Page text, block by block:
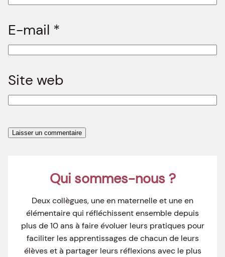
E-mail *
Site web
Qui sommes-nous ?
Deux collègues, une en maternelle et une en
élémentaire qui réfléchissent ensemble depuis
plus de 10 ans à faire évoluer leurs pratiques pour
faciliter les apprentissages de chacun de leurs
élèves et à partager leurs réflexions avec le plus